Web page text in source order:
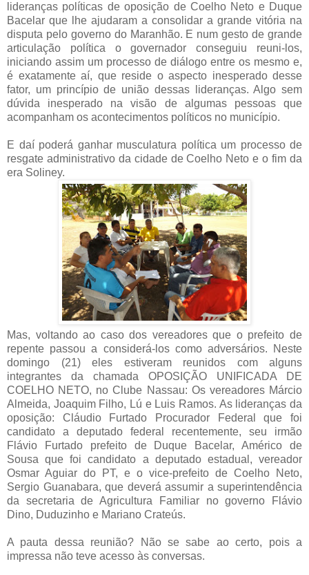
lideranças políticas de oposição de Coelho Neto e Duque
Bacelar que lhe ajudaram a consolidar a grande vitória na
disputa pelo governo do Maranhão. E num gesto de grande
articulação política o governador conseguiu reuni-los,
iniciando assim um processo de diálogo entre os mesmo e,
é exatamente aí, que reside o aspecto inesperado desse
fator, um princípio de união dessas lideranças. Algo sem
dúvida inesperado na visão de algumas pessoas que
acompanham os acontecimentos políticos no município.
E daí poderá ganhar musculatura política um processo de
resgate administrativo da cidade de Coelho Neto e o fim da
era Soliney.
Mas, voltando ao caso dos vereadores que o prefeito de
repente passou a considerá-los como adversários. Neste
domingo (21) eles estiveram reunidos com alguns
integrantes da chamada OPOSIÇÃO UNIFICADA DE
COELHO NETO, no Clube Nassau: Os vereadores Márcio
Almeida, Joaquim Filho, Lú e Luis Ramos. As lideranças da
oposição: Cláudio Furtado Procurador Federal que foi
candidato a deputado federal recentemente, seu irmão
Flávio Furtado prefeito de Duque Bacelar, Américo de
Sousa que foi candidato a deputado estadual, vereador
Osmar Aguiar do PT, e o vice-prefeito de Coelho Neto,
Sergio Guanabara, que deverá assumir a superintendência
da secretaria de Agricultura Familiar no governo Flávio
Dino, Duduzinho e Mariano Crateús.
A pauta dessa reunião? Não se sabe ao certo, pois a
impressa não teve acesso às conversas.